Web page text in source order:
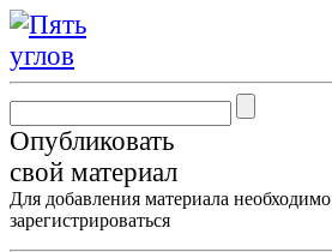
Опубликовать
свой материал
Для добавления материала необходимо
зарегистрироваться